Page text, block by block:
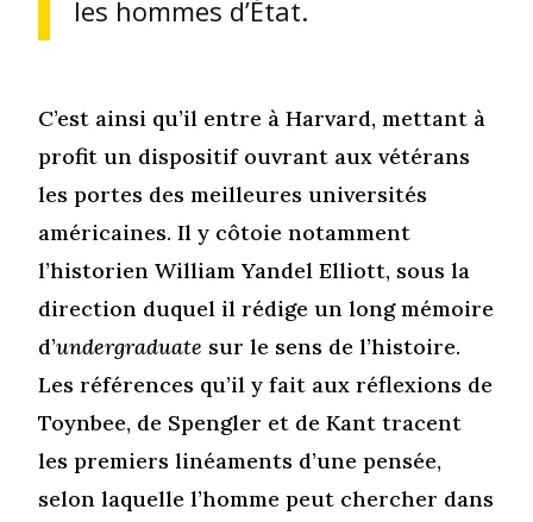
les hommes d’État.
C’est ainsi qu’il entre à Harvard, mettant à
profit un dispositif ouvrant aux vétérans
les portes des meilleures universités
américaines. Il y côtoie notamment
l’historien William Yandel Elliott, sous la
direction duquel il rédige un long mémoire
d’undergraduate sur le sens de l’histoire.
Les références qu’il y fait aux réflexions de
Toynbee, de Spengler et de Kant tracent
les premiers linéaments d’une pensée,
selon laquelle l’homme peut chercher dans